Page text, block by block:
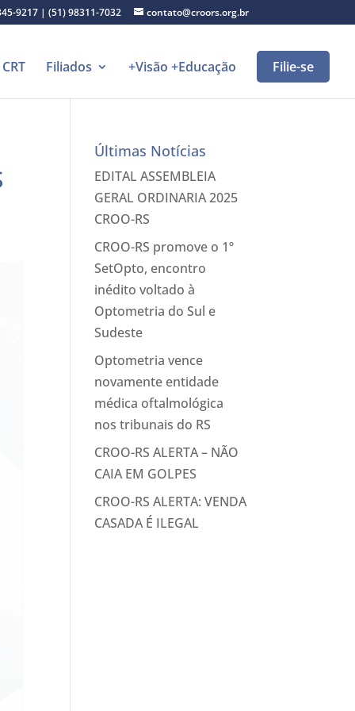
9217 | (51) 98311-7032 contato@croors.org.br
CRT Filiados +Visão +Educação Filie-se
Últimas Notícias
EDITAL ASSEMBLEIA
GERAL ORDINARIA 2025
CROO-RS
CROO-RS promove o 1º
SetOpto, encontro
inédito voltado à
Optometria do Sul e
Sudeste
Optometria vence
novamente entidade
médica oftalmológica
nos tribunais do RS
CROO-RS ALERTA – NÃO
CAIA EM GOLPES
CROO-RS ALERTA: VENDA
CASADA É ILEGAL